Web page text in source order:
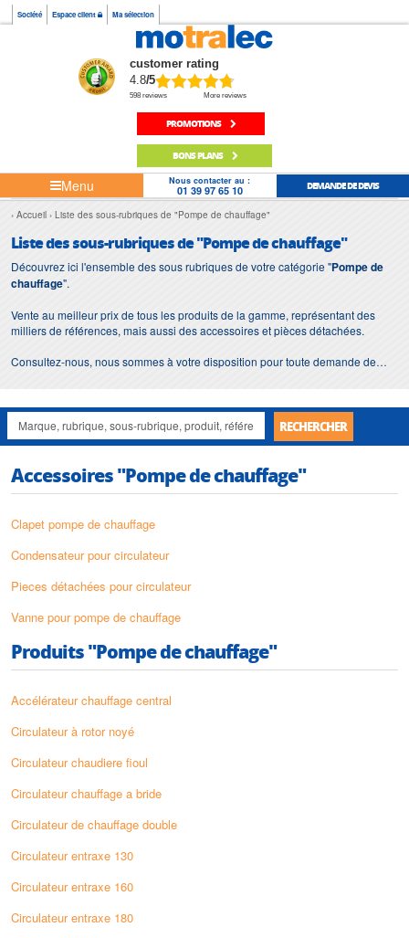
Société Espace client Ma sélection
customer rating
4.8/5
598 reviews More reviews
PROMOTIONS
BONS PLANS
Menu Nous contacter au :
01 39 97 65 10 DEMANDE DE DEVIS
Accueil Liste des sous-rubriques de "Pompe de chauffage"
Liste des sous-rubriques de "Pompe de chauffage"
Découvrez ici l'ensemble des sous rubriques de votre catégorie "Pompe de
chauffage".
Vente au meilleur prix de tous les produits de la gamme, représentant des
milliers de références, mais aussi des accessoires et pièces détachées.
Consultez-nous, nous sommes à votre disposition pour toute demande de
RECHERCHER
Accessoires "Pompe de chauffage"
Clapet pompe de chauffage
Condensateur pour circulateur
Pieces détachées pour circulateur
Vanne pour pompe de chauffage
Produits "Pompe de chauffage"
Accélérateur chauffage central
Circulateur à rotor noyé
Circulateur chaudiere fioul
Circulateur chauffage a bride
Circulateur de chauffage double
Circulateur entraxe 130
Circulateur entraxe 160
Circulateur entraxe 180